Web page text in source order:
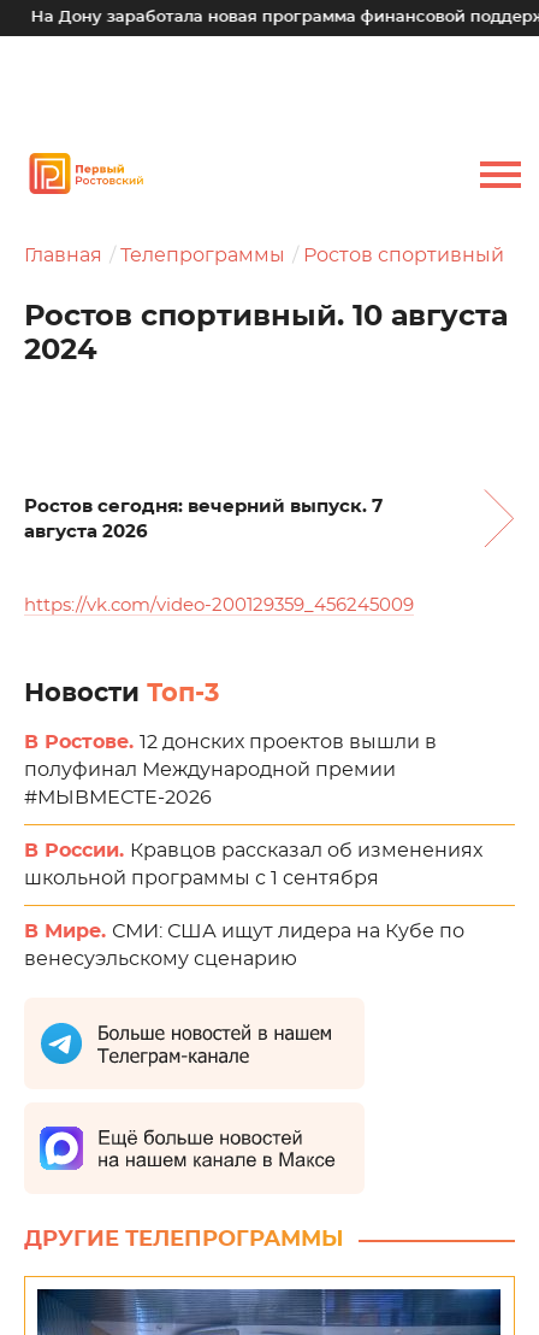
заработала новая программа финансовой поддержки для
Главная Телепрограммы Ростов спортивный
Ростов спортивный. 10 августа
2024
Ростов сегодня: вечерний выпуск. 7
августа 2026
https://vk.com/video-200129359_456245009
Новости Топ-3
В Ростове. 12 донских проектов вышли в
полуфинал Международной премии
#МЫВМЕСТЕ-2026
В России. Кравцов рассказал об изменениях
школьной программы с 1 сентября
В Мире. СМИ: США ищут лидера на Кубе по
венесуэльскому сценарию
ДРУГИЕ ТЕЛЕПРОГРАММЫ